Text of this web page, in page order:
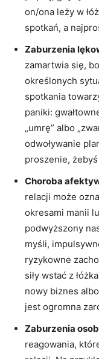
on/ona leży w
spotkań, a
Zaburzenia
zamartwia się,
określonych
spotkania
paniki:
„umrę” albo
odwoływanie
proszenie, żebyś
Choroba
relacji może
okresami manii
podwyższony
myśli,
ryzykowne
siły wstać z
nowy biznes
jest ogromna
Zaburzenia
reagowania,